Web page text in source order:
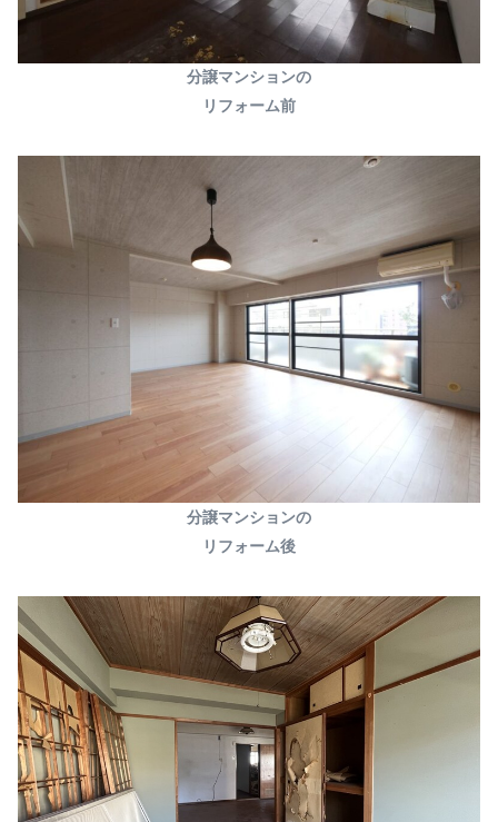
分譲マンションの
リフォーム前
分譲マンションの
リフォーム後